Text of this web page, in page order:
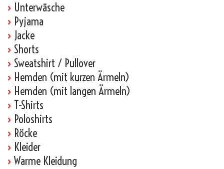
› Unterwäsche
› Pyjama
› Jacke
› Shorts
› Sweatshirt / Pullover
› Hemden (mit kurzen Ärmeln)
› Hemden (mit langen Ärmeln)
› T-Shirts
› Poloshirts
› Röcke
› Kleider
› Warme Kleidung